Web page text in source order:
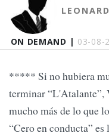
ON DEMAND | 03-08-
***** Si no hubiera
terminar “L'Atalante”,
mucho más de lo que
“Cero en conducta” es